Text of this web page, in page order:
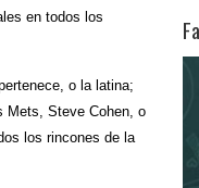
en todos los
o la latina;
Mets, Steve Cohen, o
los rincones de la